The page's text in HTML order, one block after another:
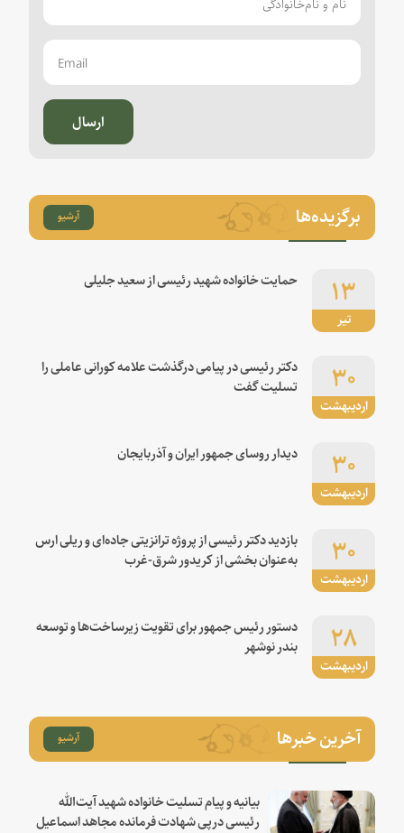
ارسال
برگزیده‌ها آرشیو
تیر
۱۳ حمایت خانواده شهید رئیسی از سعید جلیلی
اردیبهشت
۳۰
دکتر رئیسی در پیامی درگذشت علامه کورانی عاملی را
تسلیت گفت
اردیبهشت
۳۰ دیدار روسای جمهور ایران و آذربایجان
اردیبهشت
۳۰
بازدید دکتر رئیسی از پروژه ترانزیتی جاده‌ای و ریلی ارس
به‌عنوان بخشی از کریدور شرق-غرب
اردیبهشت
۲۸
دستور رئیس جمهور برای تقویت زیرساخت‌ها و توسعه
بندر نوشهر
آخرین خبرها آرشیو
بیانیه و پیام تسلیت خانواده شهید آیت‌الله
رئیسی درپی شهادت فرمانده مجاهد اسماعیل